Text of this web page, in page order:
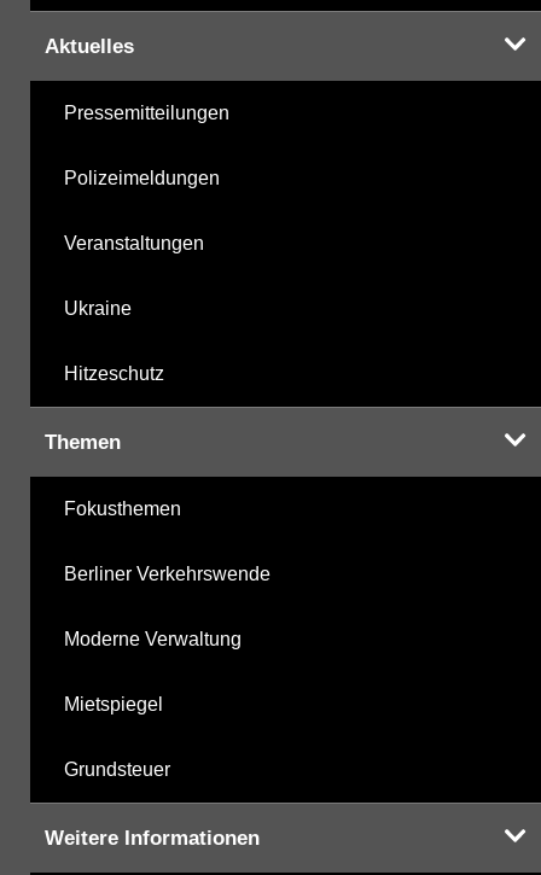
Aktuelles
Pressemitteilungen
Polizeimeldungen
Veranstaltungen
Ukraine
Hitzeschutz
Themen
Fokusthemen
Berliner Verkehrswende
Moderne Verwaltung
Mietspiegel
Grundsteuer
Weitere Informationen